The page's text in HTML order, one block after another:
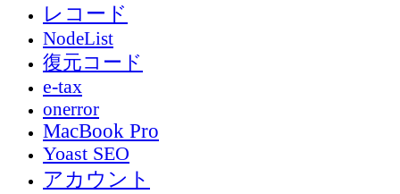
レコード
NodeList
復元コード
e-tax
onerror
MacBook Pro
Yoast SEO
アカウント